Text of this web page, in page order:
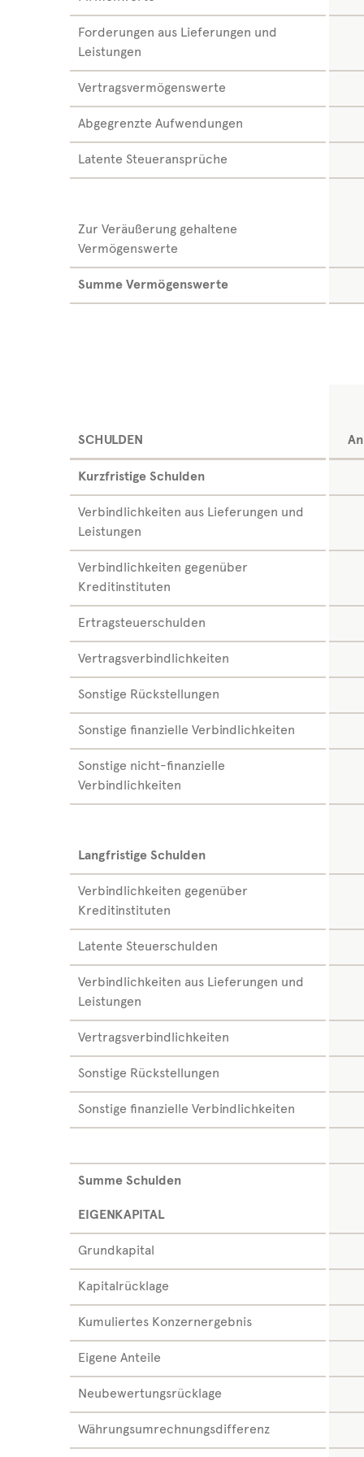
Forderungen aus Lieferungen und
Leistungen
Vertragsvermögenswerte
Abgegrenzte Aufwendungen
Latente Steueransprüche
Zur Veräußerung gehaltene
Vermögenswerte
Summe Vermögenswerte
Kurzfristige Schulden
Verbindlichkeiten aus Lieferungen und
Leistungen
Verbindlichkeiten gegenüber
Kreditinstituten
Ertragsteuerschulden
Vertragsverbindlichkeiten
Sonstige Rückstellungen
Sonstige finanzielle Verbindlichkeiten
Sonstige nicht-finanzielle
Verbindlichkeiten
Langfristige Schulden
Verbindlichkeiten gegenüber
Kreditinstituten
Latente Steuerschulden
Verbindlichkeiten aus Lieferungen und
Leistungen
Vertragsverbindlichkeiten
Sonstige Rückstellungen
Sonstige finanzielle Verbindlichkeiten
Summe Schulden
EIGENKAPITAL
Grundkapital
Kapitalrücklage
Kumuliertes Konzernergebnis
Eigene Anteile
Neubewertungsrücklage
Währungsumrechnungsdifferenz
SCHULDEN